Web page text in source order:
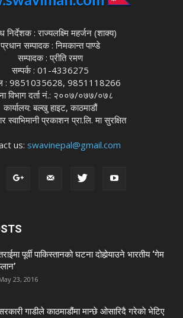
निर्देशक : राज्यलक्ष्मि महर्जन (शाक्य)
प्रधान सम्पादक : निमकान्त पाण्डे
सम्पादक : प्रीति रमण
सम्पर्क : 01-4336275
: 9851035628, 9851118266
विभाग दर्ता नं.: २००७/०७७/०७८
कार्यालय: बल्खु हाइट, काठमाडौं
स्वाभिमानी प्रकाशन प्रा.लि. मा सुरक्षित
us: swavinepal@gmail.com
पूर्वी पाकिस्तानको घटना दोहोर्‍याउने भारतीय ‘गेम
23, 2016
गाडीले काठमाडौंमा मान्छे ओसारिदै गरेकाे भेटिए